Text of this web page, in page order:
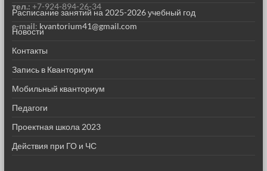
тел.: +7-924-894-26-34
e-mail: kvantorium41@gmail.com
Расписание занятий на 2025-2026 учебный год
Новости
Контакты
Запись в Кванториум
Мобильный кванториум
Педагоги
Проектная школа 2023
Действия при ГО и ЧС